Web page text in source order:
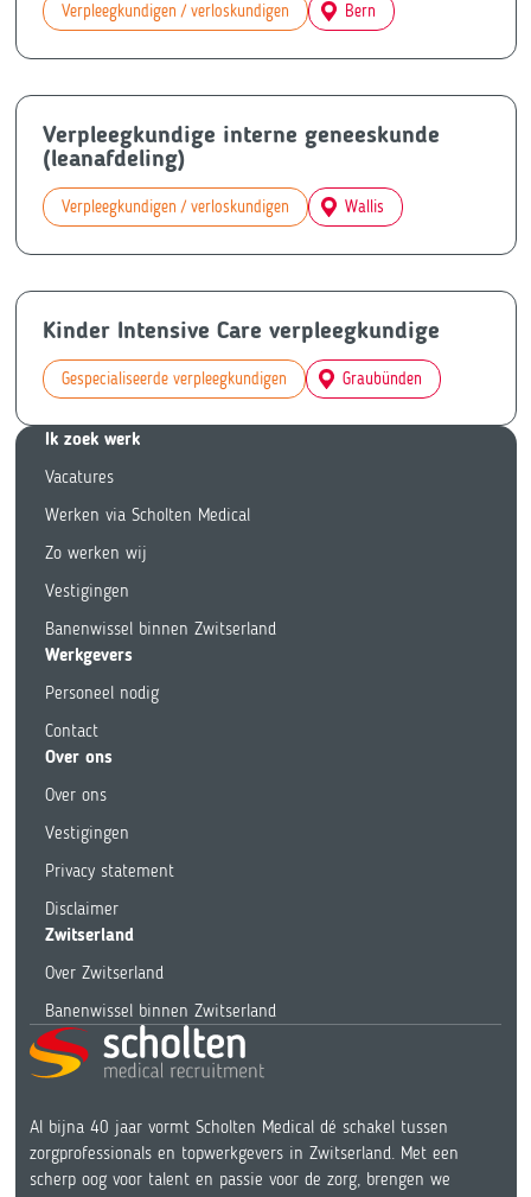
Verpleegkundigen / verloskundigen Bern
Verpleegkundige interne geneeskunde
(leanafdeling)
Verpleegkundigen / verloskundigen Wallis
Kinder Intensive Care verpleegkundige
Gespecialiseerde verpleegkundigen Graubünden
Ik zoek werk
Vacatures
Werken via Scholten Medical
Zo werken wij
Vestigingen
Banenwissel binnen Zwitserland
Werkgevers
Personeel nodig
Contact
Over ons
Over ons
Vestigingen
Privacy statement
Disclaimer
Zwitserland
Over Zwitserland
Banenwissel binnen Zwitserland
Al bijna 40 jaar vormt Scholten Medical dé schakel tussen
zorgprofessionals en topwerkgevers in Zwitserland. Met een
scherp oog voor talent en passie voor de zorg, brengen we